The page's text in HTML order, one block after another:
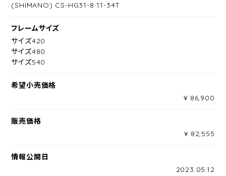
(SHIMANO) CS-HG31-8 11-34T
フレームサイズ
サイズ420
サイズ480
サイズ540
希望小売価格
¥ 86,900
販売価格
¥ 82,555
情報公開日
2023.05.12